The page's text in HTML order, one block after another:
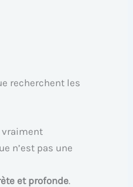
recherchent les
vraiment
n’est pas une
et profonde.